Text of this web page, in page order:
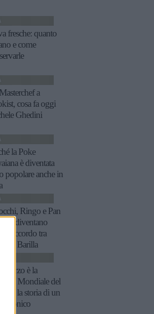
fresche: quanto
e come
a
cosa fa oggi
Ghedini
la Poke
è diventata
popolare anche in
Ringo e Pan
diventano
l'accordo tra
e Barilla
marzo è la
Mondiale del
la storia di un
iconico